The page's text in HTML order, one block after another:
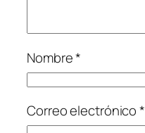
Nombre*
Correo electrónico*